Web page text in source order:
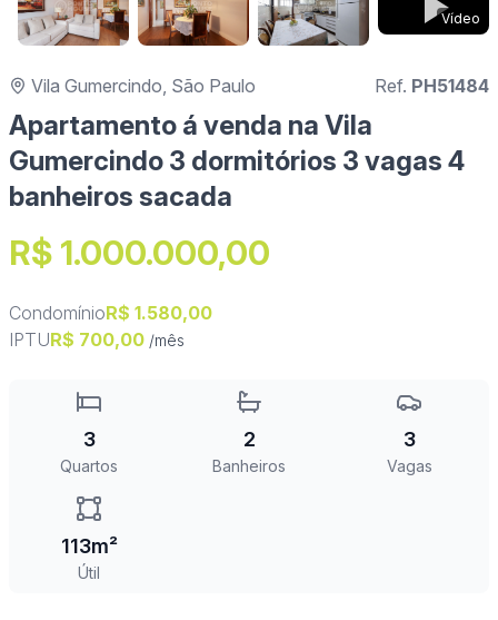
Vídeo
Vila Gumercindo, São Paulo Ref. PH51484
Apartamento á venda na Vila
Gumercindo 3 dormitórios 3 vagas 4
banheiros sacada
R$ 1.000.000,00
CondomínioR$ 1.580,00
IPTUR$ 700,00 /mês
3
Quartos
2
Banheiros
3
Vagas
113m²
Útil